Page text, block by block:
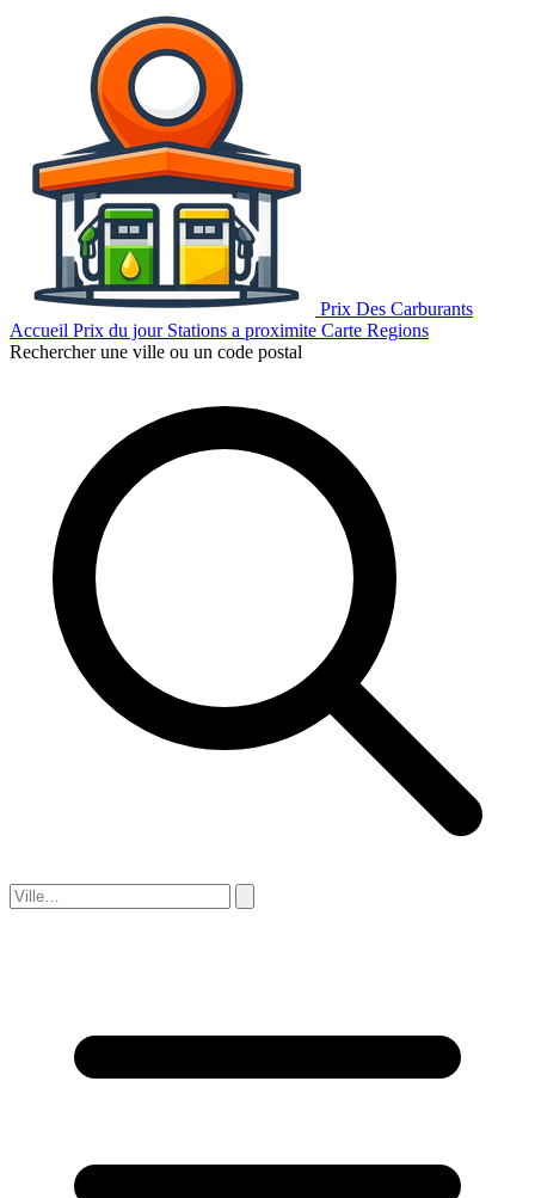
Prix Des Carburants
Accueil Prix du jour Stations a proximite Carte Regions
Rechercher une ville ou un code postal